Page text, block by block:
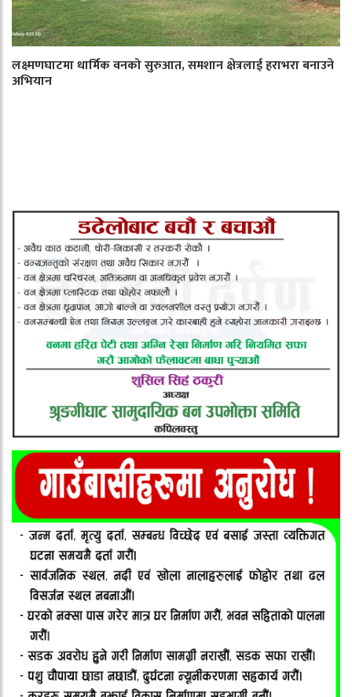
लक्ष्मणघाटमा धार्मिक वनको सुरुआत, समशान क्षेत्रलाई हराभरा बनाउने
अभियान